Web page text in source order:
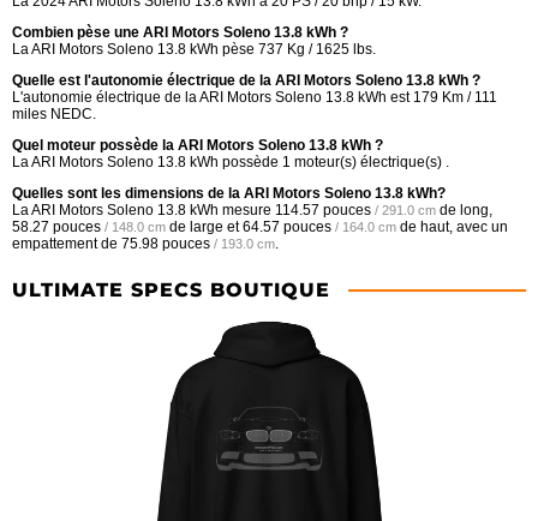
Combien pèse une ARI Motors Soleno 13.8 kWh ?
La ARI Motors Soleno 13.8 kWh pèse 737 Kg / 1625 lbs.
Quelle est l'autonomie électrique de la ARI Motors Soleno 13.8 kWh ?
L'autonomie électrique de la ARI Motors Soleno 13.8 kWh est 179 Km / 111
miles NEDC.
Quel moteur possède la ARI Motors Soleno 13.8 kWh ?
La ARI Motors Soleno 13.8 kWh possède 1 moteur(s) électrique(s) .
Quelles sont les dimensions de la ARI Motors Soleno 13.8 kWh?
La ARI Motors Soleno 13.8 kWh mesure 114.57 pouces / 291.0 cm de long,
58.27 pouces / 148.0 cm de large et64.57 pouces / 164.0 cm de haut, avec un
empattement de 75.98 pouces / 193.0 cm.
ULTIMATE SPECS BOUTIQUE